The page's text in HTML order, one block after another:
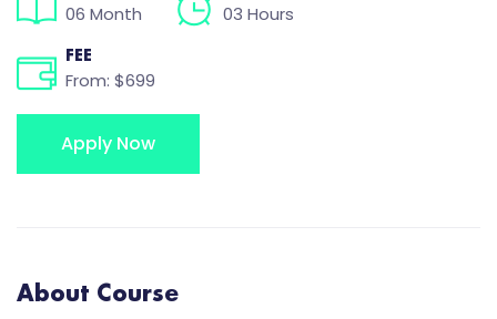
06 Month 03 Hours
FEE
From: $699
Apply Now
About Course